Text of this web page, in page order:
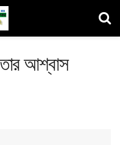
আশ্বাস